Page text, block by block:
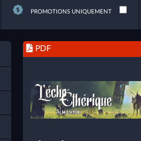
PROMOTIONS UNIQUEMENT
PDF